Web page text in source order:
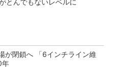
が閉鎖へ 「6インチライン維
年